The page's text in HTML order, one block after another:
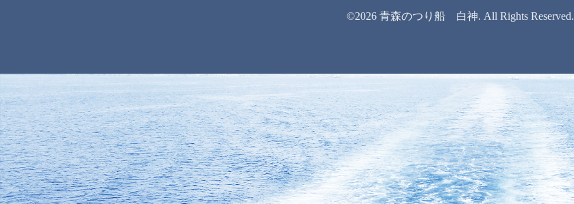
©2026 青森のつり船 白神. All Rights Reserved.